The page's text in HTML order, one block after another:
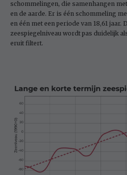
schommelingen, die samenhangen
en de aarde. Er is één schommeling
en één met een periode van 18,61 jaar.
zeespiegelniveau wordt pas duidelijk
eruit filtert.